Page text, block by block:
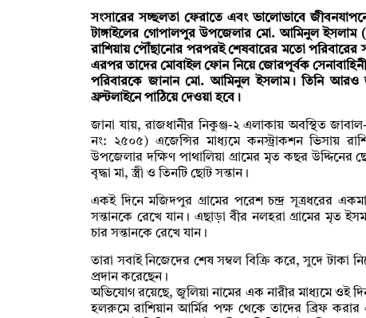
সংসারের সচ্ছলতা ফেরাতে এবং ভালোভাবে
টাঙ্গাইলের গোপালপুর উপজেলার মো. আমিনুল
রাশিয়ায় পৌঁছানোর পরপরই শেষবারের মতো পরিবারের
এরপর তাদের মোবাইল ফোন নিয়ে জোরপূর্বক
পরিবারকে জানান মো. আমিনুল ইসলাম। তিনি আরও
ফ্রন্টলাইনে পাঠিয়ে দেওয়া হবে।
জানা যায়, রাজধানীর নিকুঞ্জ-২ এলাকায় অবস্থিত জাবাল-
নং: ২৫০৫) এজেন্সির মাধ্যমে কনস্ট্রাকশন ভিসায়
উপজেলার দক্ষিণ পাথালিয়া গ্রামের মৃত কছর
বৃদ্ধা মা, স্ত্রী ও তিনটি ছোট সন্তান।
একই দিনে মজিদপুর গ্রামের পরেশ চন্দ্র সূত্রধরের
সন্তানকে রেখে যান। এছাড়া বীর নলহরা গ্রামের মৃত
চার সন্তানকে রেখে যান।
তারা সবাই নিজেদের শেষ সম্বল বিক্রি করে, সুদে টাকা
প্রদান করেছেন।
অভিযোগ রয়েছে, জুলিয়া নামের এক নারীর মাধ্যমে ওই
হলরুমে রাশিয়ান আর্মির পক্ষ থেকে তাদের ব্রিফ